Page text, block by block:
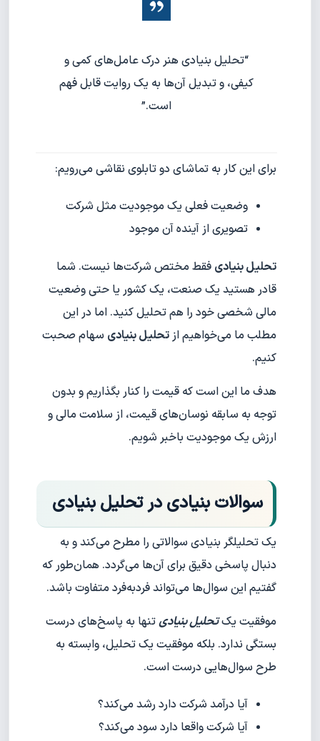
“تحلیل بنیادی هنر درک عامل‌های کمی و
کیفی، و تبدیل آن‌ها به یک روایت قابل فهم
است.”
برای این کار به تماشای دو تابلوی نقاشی می‌رویم:
وضعیت فعلی یک موجودیت مثل شرکت
تصویری از آینده آن موجود
تحلیل بنیادی فقط مختص شرکت‌ها نیست. شما
قادر هستید یک صنعت، یک کشور یا حتی وضعیت
مالی شخصی خود را هم تحلیل کنید. اما در این
مطلب ما می‌خواهیم ازتحلیل بنیادی سهام صحبت
کنیم.
هدف ما این است که قیمت را کنار بگذاریم و بدون
توجه به سابقه نوسان‌های قیمت، از سلامت مالی و
ارزش یک موجودیت باخبر شویم.
سوالات بنیادی در تحلیل بنیادی
یک تحلیلگر بنیادی سوالاتی را مطرح می‌کند و به
دنبال پاسخی دقیق برای آن‌ها می‌گردد. همان‌طور که
گفتیم این سوال‌ها می‌تواند فردبه‌فرد متفاوت باشد.
موفقیت یکتحلیل بنیادیتنها به پاسخ‌های درست
بستگی ندارد. بلکه موفقیت یک تحلیل، وابسته به
طرح سوال‌هایی درست است.
آیا درآمد شرکت دارد رشد می‌کند؟
آیا شرکت واقعا دارد سود می‌کند؟